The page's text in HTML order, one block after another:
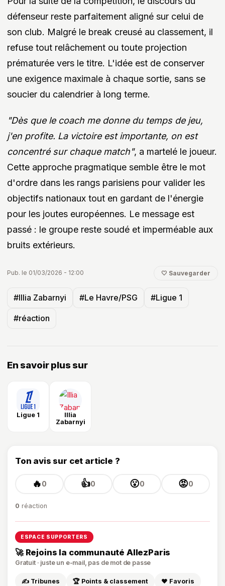
défenseur reste parfaitement aligné sur celui de
son club. Malgré le break creusé au classement, il
refuse tout relâchement ou toute projection
prématurée vers le titre. L'idée est de conserver
une exigence maximale à chaque sortie, sans se
soucier du calendrier à long terme.
"Dès que le coach me donne du temps de jeu,
j'en profite. La victoire est importante, on est
concentré sur chaque match", a martelé le joueur.
Cette approche pragmatique semble être le mot
d'ordre dans les rangs parisiens pour valider les
objectifs nationaux tout en gardant de l'énergie
pour les joutes européennes. Le message est
passé : le groupe reste soudé et imperméable aux
bruits extérieurs.
Pub. le 01/03/2026 - 12:00 🤍 Sauvegarder
#Illia Zabarnyi #Le Havre/PSG #Ligue 1
#réaction
En savoir plus sur
Ligue 1
Illia
Zabarnyi
Ton avis sur cet article ?
🔥0 👍0 😮0 😡0
0 réaction
ESPACE SUPPORTERS
🚀 Rejoins la communauté AllezParis
Gratuit · juste un e-mail, pas de mot de passe
✍️ Tribunes 🏆 Points & classement ❤️ Favoris